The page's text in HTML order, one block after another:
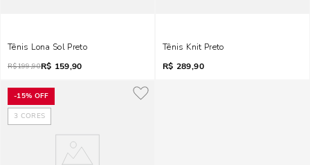
Tênis Lona Sol Preto
R$199,90R$ 159,90
Tênis Knit Preto
R$ 289,90
-15% OFF
3 CORES